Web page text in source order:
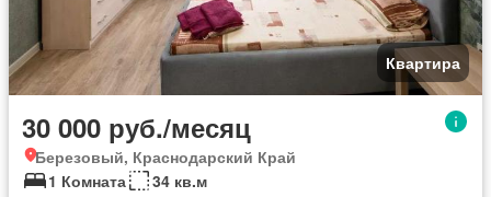
Квартира
30 000 руб./месяц
Березовый, Краснодарский Край
1 Комната
34 кв.м